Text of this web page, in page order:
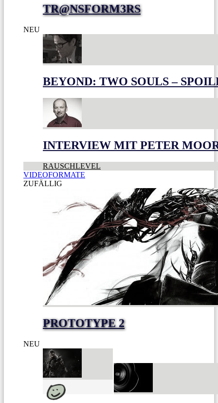
TR@NSFORM3RS
NEU
BEYOND: TWO SOULS –
INTERVIEW MIT PETER
RAUSCHLEVEL
VIDEOFORMATE
ZUFÄLLIG
PROTOTYPE 2
NEU